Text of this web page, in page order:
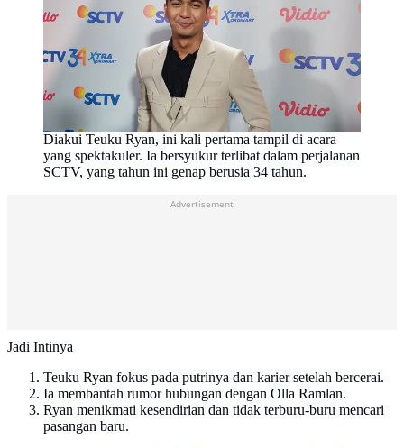
Diakui Teuku Ryan, ini kali pertama tampil di acara
yang spektakuler. Ia bersyukur terlibat dalam perjalanan
SCTV, yang tahun ini genap berusia 34 tahun.
Advertisement
Jadi Intinya
Teuku Ryan fokus pada putrinya dan karier setelah bercerai.
Ia membantah rumor hubungan dengan Olla Ramlan.
Ryan menikmati kesendirian dan tidak terburu-buru mencari
pasangan baru.